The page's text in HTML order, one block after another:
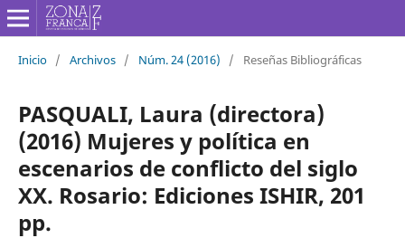
Inicio / Archivos / Núm. 24 (2016) / Reseñas Bibliográficas
PASQUALI, Laura (directora)
(2016) Mujeres y política en
escenarios de conflicto del siglo
XX. Rosario: Ediciones ISHIR, 201
pp.